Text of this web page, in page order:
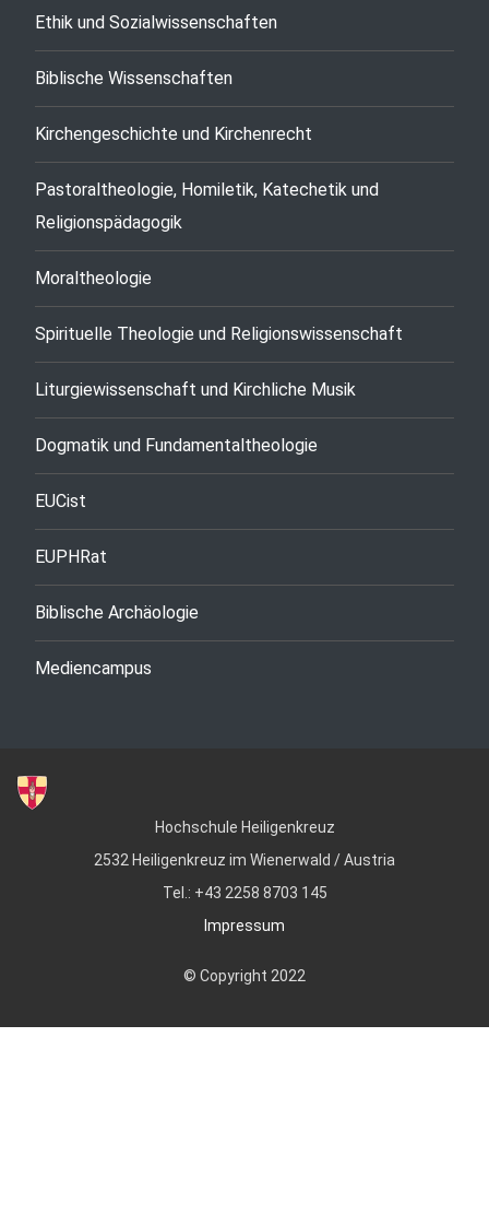
Ethik und Sozialwissenschaften
Biblische Wissenschaften
Kirchengeschichte und Kirchenrecht
Pastoraltheologie, Homiletik, Katechetik und
Religionspädagogik
Moraltheologie
Spirituelle Theologie und Religionswissenschaft
Liturgiewissenschaft und Kirchliche Musik
Dogmatik und Fundamentaltheologie
EUCist
EUPHRat
Biblische Archäologie
Mediencampus
Hochschule Heiligenkreuz
2532 Heiligenkreuz im Wienerwald / Austria
Tel.: +43 2258 8703 145
Impressum
© Copyright 2022